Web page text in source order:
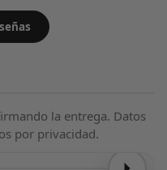
la entrega. Datos
por privacidad.